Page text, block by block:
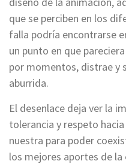
que se perciben en los
falla podría encontrarse
un punto en que
por momentos, distrae y
aburrida.
El desenlace deja ver la
tolerancia y respeto
nuestra para poder
los mejores aportes de